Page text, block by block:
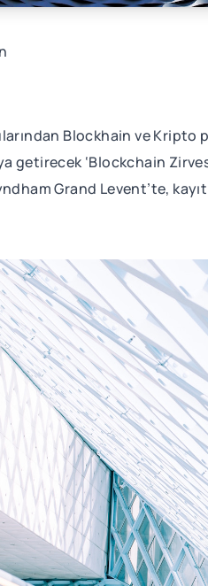
Blockhain ve Kripto
getirecek ‘Blockchain
Grand Levent’te,